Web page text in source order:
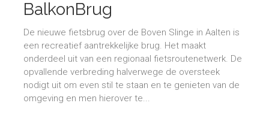
BalkonBrug
De nieuwe fietsbrug over de Boven Slinge in Aalten is
een recreatief aantrekkelijke brug. Het maakt
onderdeel uit van een regionaal fietsroutenetwerk. De
opvallende verbreding halverwege de oversteek
nodigt uit om even stil te staan en te genieten van de
omgeving en men hierover te...